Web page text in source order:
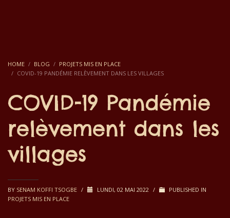
HOME BLOG
PROJETS MIS EN PLACE
COVID-19 PANDÉMIE RELÈVEMENT DANS LES VILLAGES
COVID-19 Pandémie
relèvement dans les
villages
BY SENAM KOFFI TSOGBE / LUNDI, 02 MAI 2022 /
PUBLISHED IN
PROJETS MIS EN PLACE